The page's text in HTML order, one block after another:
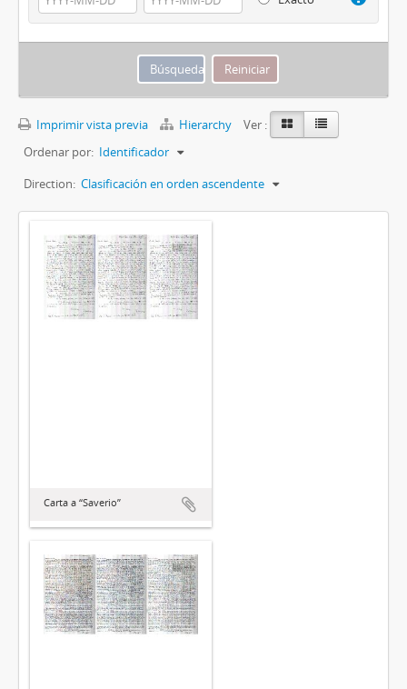
Imprimir vista previa Hierarchy
Ver :
Ordenar por: Identificador
Direction: Clasificación en orden ascendente
Carta a “Saverio”